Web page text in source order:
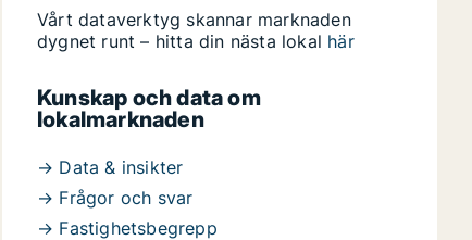
Vårt dataverktyg skannar marknaden
dygnet runt – hitta din nästa lokal här
Kunskap och data om
lokalmarknaden
→ Data & insikter
→ Frågor och svar
→ Fastighetsbegrepp